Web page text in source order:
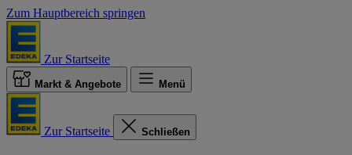
Zum Hauptbereich springen
Zur Startseite
Markt & Angebote Menü
Zur Startseite Schließen